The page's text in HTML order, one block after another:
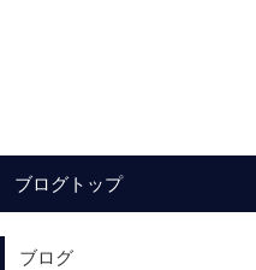
ブログトップ
ブログ